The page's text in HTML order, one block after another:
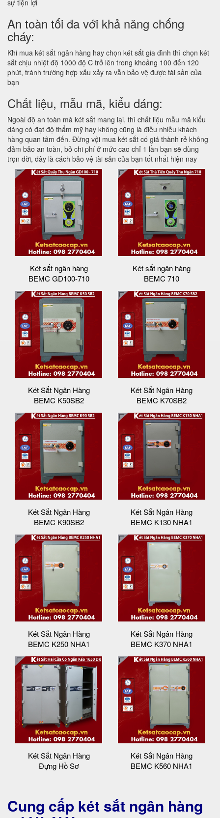
sự tiện lợi
An toàn tối đa với khả năng chống
cháy:
Khi mua két sắt ngân hàng hay chọn két sắt gia đình thì chọn két
sắt chịu nhiệt độ 1000 độ C trở lên trong khoảng 100 đến 120
phút, tránh trường hợp xấu xảy ra vẫn bảo vệ được tài sản của
bạn
Chất liệu, mẫu mã, kiểu dáng:
Ngoài độ an toàn mà két sắt mang lại, thì chất liệu mẫu mã kiểu
dáng có đạt độ thẩm mỹ hay không cũng là điều nhiều khách
hàng quan tâm đến. Đừng vội mua két sắt có giá thành rẻ không
đảm bảo an toàn, bỏ chi phí ở mức cao chỉ 1 lần bạn sẽ dùng
trọn đời, đây là cách bảo vệ tài sản của bạn tốt nhất hiện nay
Két sắt ngân hàng
BEMC GD100-710
Két sắt ngân hàng
BEMC 710
Két Sắt Ngân Hàng
BEMC K50SB2
Két Sắt Ngân Hàng
BEMC K70SB2
Két Sắt Ngân Hàng
BEMC K90SB2
Két Sắt Ngân Hàng
BEMC K130 NHA1
Két Sắt Ngân Hàng
BEMC K250 NHA1
Két Sắt Ngân Hàng
BEMC K370 NHA1
Két Sắt Ngân Hàng
Đựng Hồ Sơ
Két Sắt Ngân Hàng
BEMC K560 NHA1
Cung cấp két sắt ngân hàng